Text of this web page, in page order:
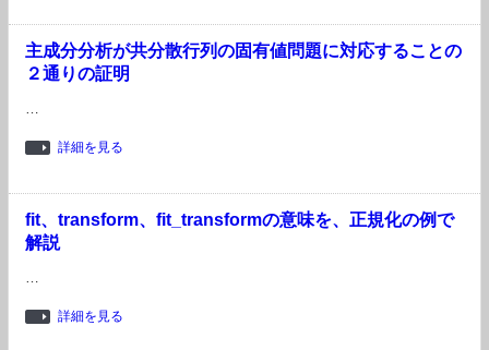
主成分分析が共分散行列の固有値問題に対応することの
２通りの証明
…
詳細を見る
fit、transform、fit_transformの意味を、正規化の例で
解説
…
詳細を見る